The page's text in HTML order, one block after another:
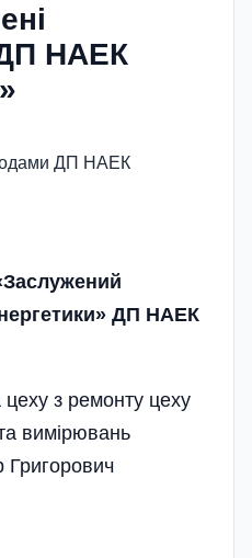
НАЕК
ДП НАЕК
цеху з ремонту цеху
вимірювань